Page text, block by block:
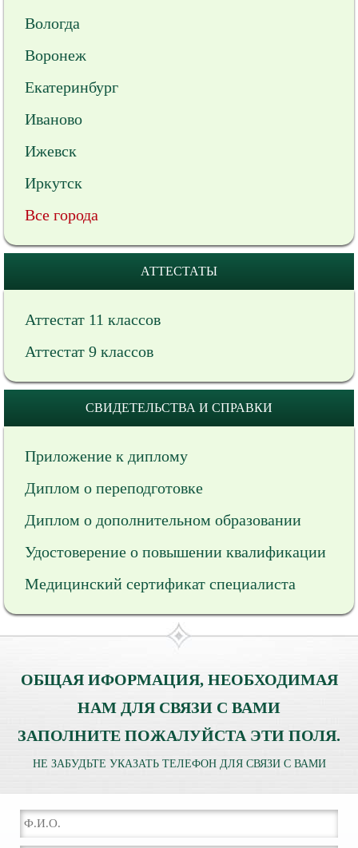
Вологда
Воронеж
Екатеринбург
Иваново
Ижевск
Иркутск
Все города
АТТЕСТАТЫ
Аттестат 11 классов
Аттестат 9 классов
СВИДЕТЕЛЬСТВА И СПРАВКИ
Приложение к диплому
Диплом о переподготовке
Диплом о дополнительном образовании
Удостоверение о повышении квалификации
Медицинский сертификат специалиста
ОБЩАЯ ИФОРМАЦИЯ, НЕОБХОДИМАЯ
НАМ ДЛЯ СВЯЗИ С ВАМИ
ЗАПОЛНИТЕ ПОЖАЛУЙСТА ЭТИ ПОЛЯ.
НЕ ЗАБУДЬТЕ УКАЗАТЬ ТЕЛЕФОН ДЛЯ СВЯЗИ С ВАМИ